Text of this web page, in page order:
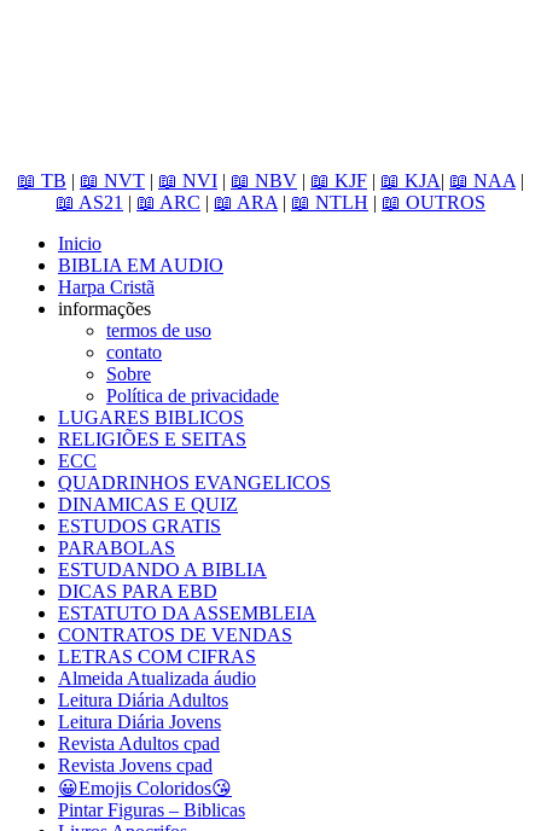
📖 TB | 📖 NVT | 📖 NVI | 📖 NBV | 📖 KJF | 📖 KJA| 📖 NAA |
📖 AS21 | 📖 ARC | 📖 ARA | 📖 NTLH | 📖 OUTROS
Inicio
BIBLIA EM AUDIO
Harpa Cristã
informações
termos de uso
contato
Sobre
Política de privacidade
LUGARES BIBLICOS
RELIGIÕES E SEITAS
ECC
QUADRINHOS EVANGELICOS
DINAMICAS E QUIZ
ESTUDOS GRATIS
PARABOLAS
ESTUDANDO A BIBLIA
DICAS PARA EBD
ESTATUTO DA ASSEMBLEIA
CONTRATOS DE VENDAS
LETRAS COM CIFRAS
Almeida Atualizada áudio
Leitura Diária Adultos
Leitura Diária Jovens
Revista Adultos cpad
Revista Jovens cpad
😀Emojis Coloridos😘
Pintar Figuras – Biblicas